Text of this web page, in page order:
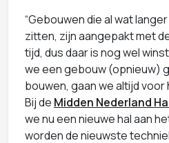
“Gebouwen die al wat
zitten, zijn aangepakt met
tijd, dus daar is nog wel
we een gebouw (opnieuw)
bouwen, gaan we altijd
Bij de Midden Nederland
we nu een nieuwe hal aan
worden de nieuwste